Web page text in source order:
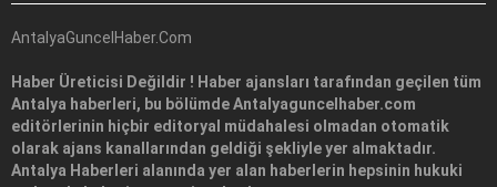
AntalyaGuncelHaber.Com
Haber Üreticisi Değildir ! Haber ajansları tarafından geçilen tüm
Antalya haberleri, bu bölümde Antalyaguncelhaber.com
editörlerinin hiçbir editoryal müdahalesi olmadan otomatik
olarak ajans kanallarından geldiği şekliyle yer almaktadır.
Antalya Haberleri alanında yer alan haberlerin hepsinin hukuki